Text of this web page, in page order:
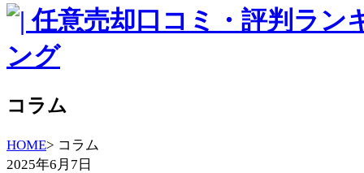
コラム
HOME> コラム
2025年6月7日